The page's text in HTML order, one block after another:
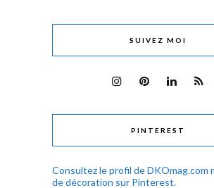
SUIVEZ MOI
PINTEREST
Consultez le profil de DKOmag.com
de décoration sur Pinterest.